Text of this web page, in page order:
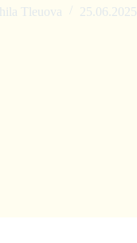
Tleuova 25.06.2025